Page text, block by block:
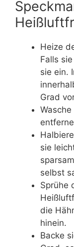
Heize
Falls
sie ein.
Grad
sie
selbst
Sprühe
die
hinein.
Backe